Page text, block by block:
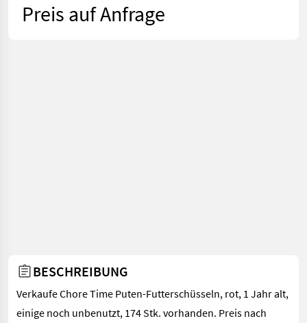
Preis auf Anfrage
BESCHREIBUNG
Verkaufe Chore Time Puten-Futterschüsseln, rot, 1 Jahr alt,
einige noch unbenutzt, 174 Stk. vorhanden. Preis nach